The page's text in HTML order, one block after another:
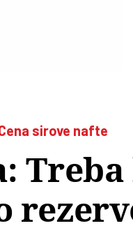
sirove nafte